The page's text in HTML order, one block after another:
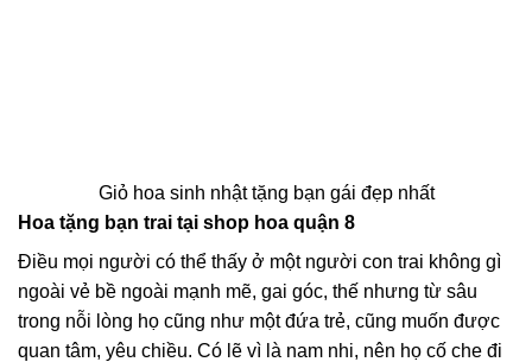
Giỏ hoa sinh nhật tặng bạn gái đẹp nhất
Hoa tặng bạn trai tại shop hoa quận 8
Điều mọi người có thể thấy ở một người con trai không gì
ngoài vẻ bề ngoài mạnh mẽ, gai góc, thế nhưng từ sâu
trong nỗi lòng họ cũng như một đứa trẻ, cũng muốn được
quan tâm, yêu chiều. Có lẽ vì là nam nhi, nên họ cố che đi